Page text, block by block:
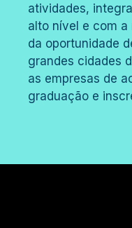
atividades,
alto nível e com a
da oportunidade
grandes cidades
as empresas de
graduação e